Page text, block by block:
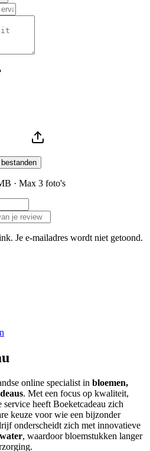
· Max 3 foto's
Je e-mailadres wordt niet getoond.
online specialist in bloemen,
. Met een focus op kwaliteit,
heeft Boeketcadeau zich
keuze voor wie een bijzonder
onderscheidt zich met innovatieve
, waardoor bloemstukken langer